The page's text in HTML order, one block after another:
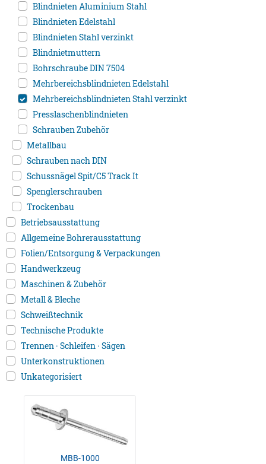
Blindnieten Aluminium Stahl
Blindnieten Edelstahl
Blindnieten Stahl verzinkt
Blindnietmuttern
Bohrschraube DIN 7504
Mehrbereichsblindnieten Edelstahl
Mehrbereichsblindnieten Stahl verzinkt
Presslaschenblindnieten
Schrauben Zubehör
Metallbau
Schrauben nach DIN
Schussnägel Spit/C5 Track It
Spenglerschrauben
Trockenbau
Betriebsausstattung
Allgemeine Bohrerausstattung
Folien/Entsorgung & Verpackungen
Handwerkzeug
Maschinen & Zubehör
Metall & Bleche
Schweißtechnik
Technische Produkte
Trennen · Schleifen · Sägen
Unterkonstruktionen
Unkategorisiert
MBB-1000